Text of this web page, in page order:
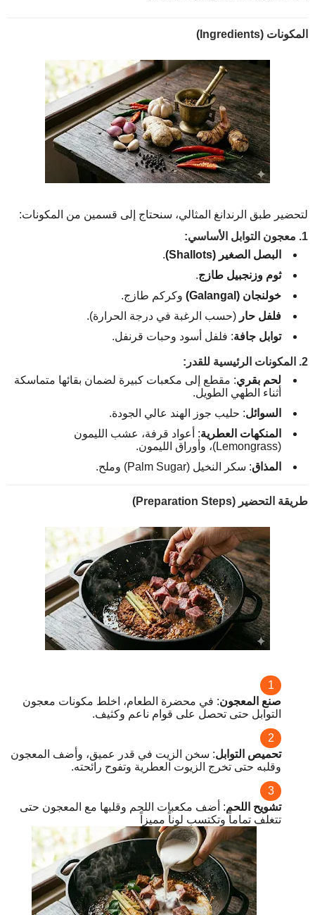
المكونات (Ingredients)
لتحضير طبق الرندانغ المثالي، سنحتاج إلى قسمين من المكونات:
1. معجون التوابل الأساسي:
البصل الصغير (Shallots)
.
ثوم وزنجبيل طازج.
خولنجان (Galangal)
وكركم طازج.
فلفل حار (حسب الرغبة في درجة الحرارة).
توابل جافة: فلفل أسود وحبات قرنفل.
2. المكونات الرئيسية للقدر:
لحم بقري: مقطع إلى مكعبات كبيرة لضمان بقائها متماسكة
أثناء الطهي الطويل.
السوائل: حليب جوز الهند عالي الجودة.
المنكهات العطرية: أعواد قرفة، عشب الليمون
(Lemongrass)، وأوراق الليمون.
المذاق: سكر النخيل (Palm Sugar) وملح.
طريقة التحضير (Preparation Steps)
صنع المعجون: في محضرة الطعام، اخلط مكونات معجون
التوابل حتى تحصل على قوام ناعم وكثيف.
تحميص التوابل: سخن الزيت في قدر عميق، وأضف المعجون
وقلبه حتى تخرج الزيوت العطرية وتفوح رائحته.
تشويح اللحم: أضف مكعبات اللحم وقلبها مع المعجون حتى
تتغلف تماماً وتكتسب لوناً مميزاً